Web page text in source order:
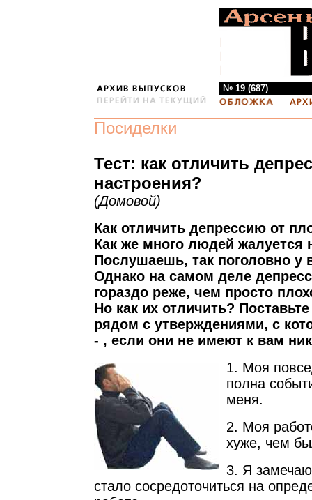
№ 19 (687)
Посиделки
Тест: как отличить
настроения?
(Домовой)
Как отличить депрессию от
Как же много людей жалуется
Послушаешь, так поголовно у
Однако на самом деле
гораздо реже, чем просто
Но как их отличить?
рядом с утверждениями, с
- , если они не имеют к вам
1. Моя
полна
меня.
2. Моя
хуже, чем
3. Я
стало сосредоточиться на